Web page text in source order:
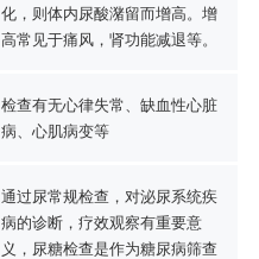
化，则体内尿酸潴留而增高。增
高常见于痛风，肾功能减退等。
检查有无心律失常、缺血性心脏
病、心肌病变等
通过尿常规检查，对泌尿系统疾
病的诊断，疗效观察有重要意
义，尿糖检查是作为糖尿病筛查